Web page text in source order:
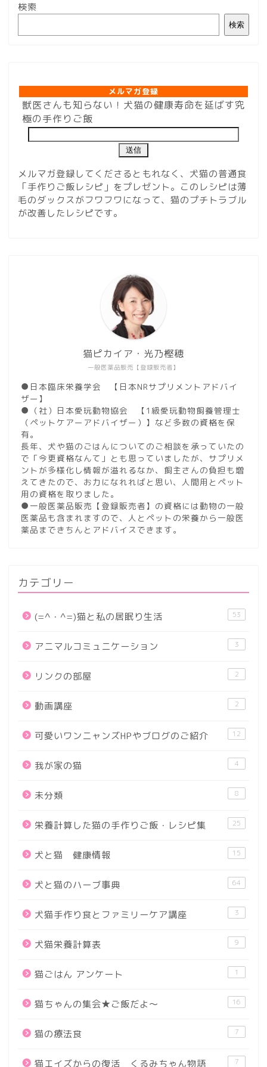
検索
検索
メルマガ登録
獣医さんも知らない！犬猫の健康寿命を延ばす究
極の手作りご飯
メルマガ登録してくださるともれなく、犬猫の普通食
「手作りご飯レシピ」をプレゼント。このレシピは薄
毛のダックスがフワフワになって、猫のプチトラブル
が改善したレシピです。
一般医薬品販売【登録販売者】
猫ピカイア・光乃樫穂
●日本臨床栄養学会 【日本NRサプリメントアドバイ
ザー】
●（社）日本愛玩動物協会 【1級愛玩動物飼養管理士
（ペットケアーアドバイザー）】など多数の資格を保
有。
長年、犬や猫のごはんについてのご相談を承っていたの
で「今更資格なんて」とも思っていましたが、サプリメ
ントが多様化し情報が溢れるなか、飼主さんの負担も増
えてきたので、お力になれればと思い、人間用とペット
用の資格を取りました。
●一般医薬品販売【登録販売者】の資格には動物の一般
医薬品も含まれますので、人とペットの栄養から一般医
薬品まできちんとアドバイスできます。
カテゴリー
(=^・^=)猫と私の居眠り生活 53
アニマルコミュニケーション 3
リンクの部屋 2
動画講座 2
可愛いワンニャンズHPやブログのご紹介 12
我が家の猫 4
未分類 8
栄養計算した猫の手作りご飯・レシピ集 25
犬と猫 健康情報 15
犬と猫のハーブ事典 64
犬猫手作り食とファミリーケア講座 3
犬猫栄養計算表 9
猫ごはん アンケート 1
猫ちゃんの集会★ご飯だよ～ 16
猫の療法食 7
猫エイズからの復活 くるみちゃん物語 7